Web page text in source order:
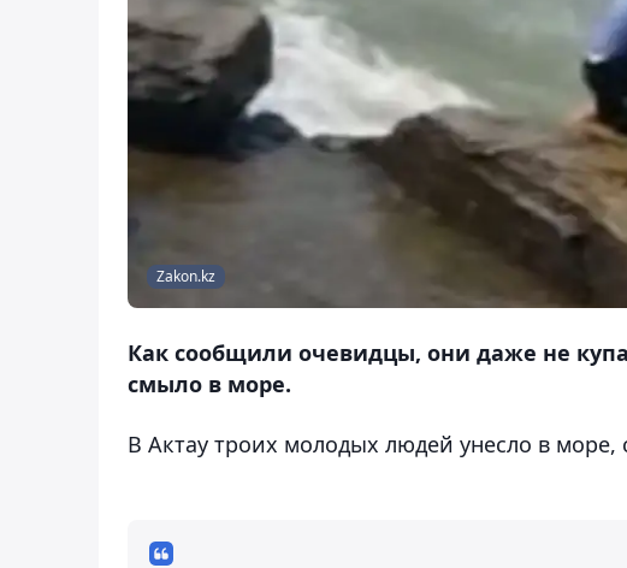
Zakon.kz
Как сообщили очевидцы, они даже не
смыло в море.
В Актау троих молодых людей унесло в море,